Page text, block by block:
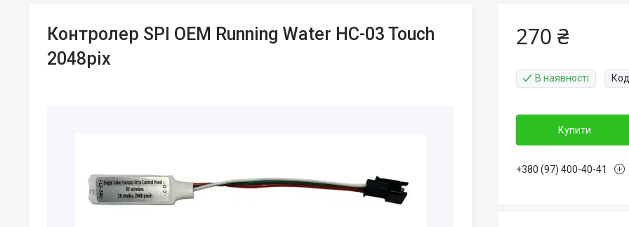
Контролер SPI OEM Running Water HC-03 Touch
2048pix
270 ₴
В наявності
Купити
+380 (97) 400-40-41